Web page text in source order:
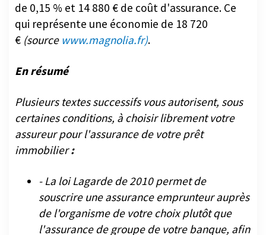
de 0,15 % et 14 880 € de coût d'assurance. Ce
qui représente une économie de 18 720
€ (source www.magnolia.fr).
En résumé
Plusieurs textes successifs vous autorisent, sous
certaines conditions, à choisir librement votre
assureur pour l'assurance de votre prêt
immobilier:
- La loi Lagarde de 2010 permet de
souscrire une assurance emprunteur auprès
de l'organisme de votre choix plutôt que
l'assurance de groupe de votre banque, afin